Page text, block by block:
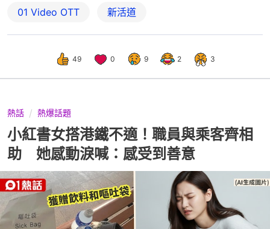
01‌ ‌Video‌ ‌OTT 新活道
49 0 9 2 3
熱話 熱爆話題
小紅書女搭港鐵不適！職員與乘客齊相
助 她感動淚喊：感受到善意